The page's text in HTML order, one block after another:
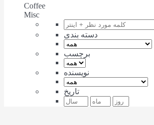
Coffee
Misc
دسته بندی
برچسب
نویسنده
تاریخ